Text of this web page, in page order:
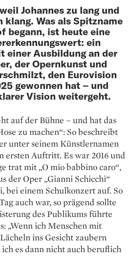
Johannes zu lang und
klang. Was als Spitzname
begann, ist heute eine
ein
einer Ausbildung an der
der Opernkunst und
den Eurovision
gewonnen hat – und
Vision weitergeht.
auf der Bühne – und hat das
zu machen“: So beschreibt
unter seinem Künstlernamen
ersten Auftritt. Es war 2016 und
trat mit „O mio babbino caro“,
der Oper „Gianni Schicchi“
bei einem Schulkonzert auf. So
auch war, so prägend sollte
des Publikums führte
„Wenn ich Menschen mit
ins Gesicht zaubern
es dann nicht auch beruflich